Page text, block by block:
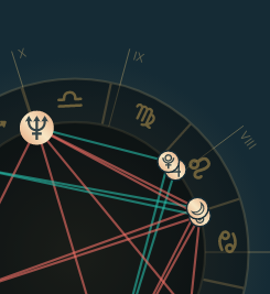
VIII
IX
X